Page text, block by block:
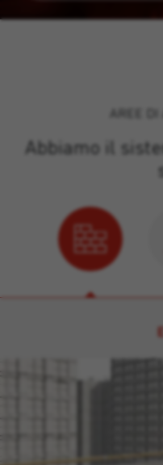
AREE DI
Abbiamo il